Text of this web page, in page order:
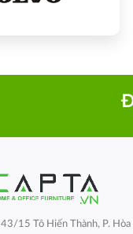
15 Tô Hiến Thành, P. Hòa